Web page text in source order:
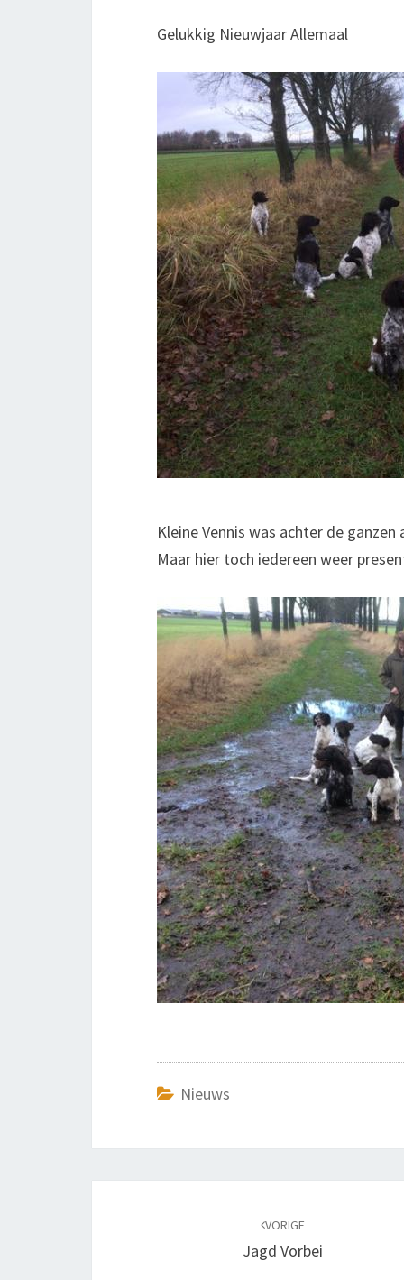
Gelukkig Nieuwjaar Allemaal
Kleine Vennis was achter de
Maar hier toch iedereen weer
Nieuws
VORIGE
Jagd Vorbei